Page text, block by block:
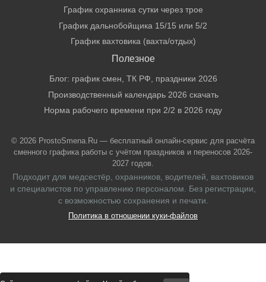
График охранника сутки через трое
График дальнобойщика 15/15 или 5/2
График вахтовика (вахта/отдых)
Полезное
Блог: график смен, ТК РФ, праздники 2026
Производственный календарь 2026 скачать
Норма рабочего времени при 2/2 в 2026 году
© 2026 ProstoSmena.Ru — бесплатный онлайн-сервис для расчёта
сменного графика работы с учётом праздников и переносов 2026-
2027 годов.
Подходит для медсестёр, охранников, водителей, вахтовиков
и специалистов по управлению персоналом. Без регистрации,
с возможностью сохранения и печати.
Политика в отношении куки-файлов